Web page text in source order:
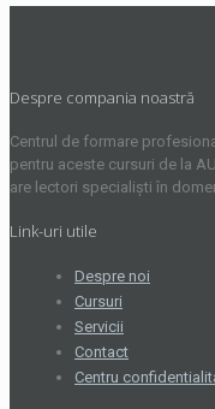
Despre compania noastră
Centrul de formare
pentru aceste cursuri de la
are lectori specialiști în
Link-uri utile
Despre noi
Cursuri
Servicii
Contact
Centru